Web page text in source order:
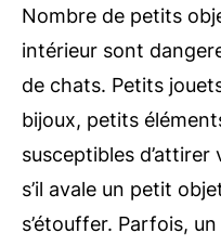
Nombre de petits
intérieur sont
de chats. Petits
bijoux, petits
susceptibles
s’il avale un petit
s’étouffer. Parfois,